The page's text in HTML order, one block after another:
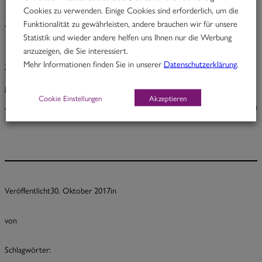
Xenia
Xenia
gebr. Hühnerbrust in Zitronen-Oreganopaste, Tomate & Rucola
A, C, F, G, M 6,50
Veröffentlicht30. Oktober 2017in
von
Schlagwörter:
Cookies zu verwenden. Einige Cookies sind erforderlich, um die
Funktionalität zu gewährleisten, andere brauchen wir für unsere
Statistik und wieder andere helfen uns Ihnen nur die Werbung
anzuzeigen, die Sie interessiert.
Mehr Informationen finden Sie in unsererDatenschutzerklärung.
Cookie Einstellungen Akzeptieren